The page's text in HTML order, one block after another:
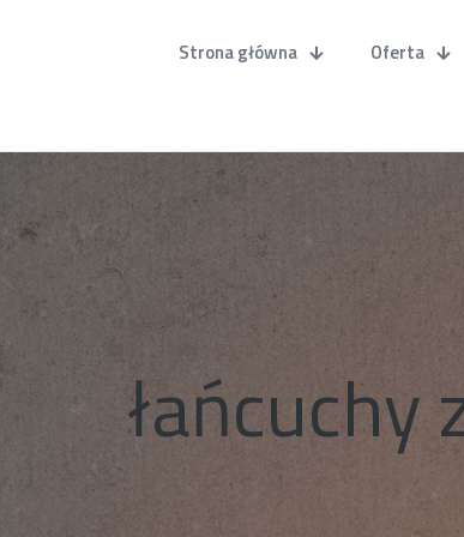
Strona główna Oferta
łańcuchy